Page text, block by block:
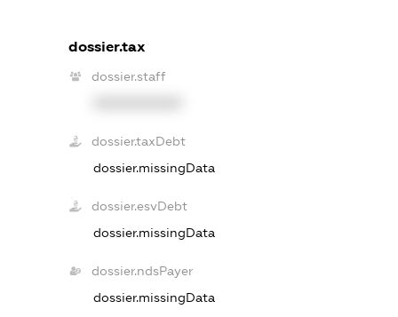
dossier.tax
dossier.staff
dossier.taxDebt
dossier.missingData
dossier.esvDebt
dossier.missingData
dossier.ndsPayer
dossier.missingData